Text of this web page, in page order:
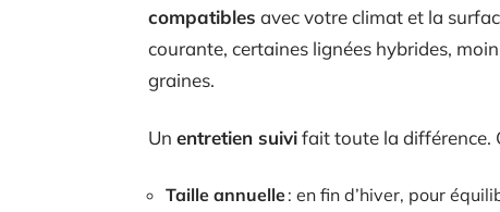
compatibles avec votre climat et la
courante, certaines lignées hybrides,
graines.
Un entretien suivifait toute la différence.
Taille annuelle: en fin d’hiver, pour